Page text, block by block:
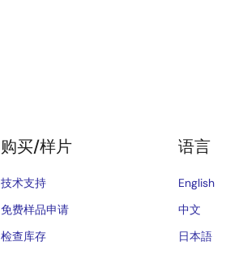
购买/样片
技术支持
免费样品申请
检查库存
语言
English
中文
日本語